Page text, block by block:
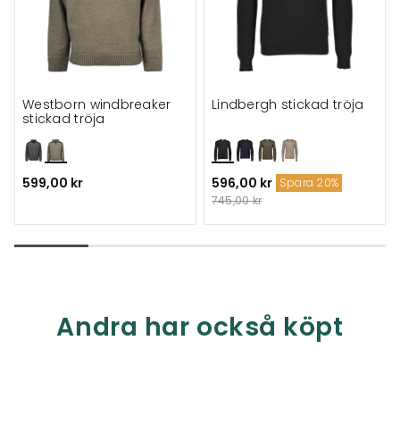
Westborn windbreaker
stickad tröja
599,00 kr
Lindbergh stickad tröja
596,00 kr Spara 20%
745,00 kr
Andra har också köpt